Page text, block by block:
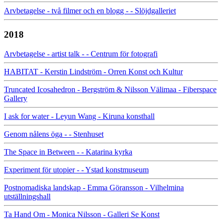
Arvbetagelse - två filmer och en blogg - - Slöjdgalleriet
2018
Arvbetagelse - artist talk - - Centrum för fotografi
HABITAT - Kerstin Lindström - Orren Konst och Kultur
Truncated Icosahedron - Bergström & Nilsson Välimaa - Fiberspace
Gallery
I ask for water - Leyun Wang - Kiruna konsthall
Genom nålens öga - - Stenhuset
The Space in Between - - Katarina kyrka
Experiment för utopier - - Ystad konstmuseum
Postnomadiska landskap - Emma Göransson - Vilhelmina
utställningshall
Ta Hand Om - Monica Nilsson - Galleri Se Konst